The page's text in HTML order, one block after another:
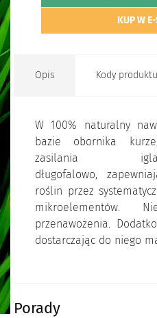
KUP W
Opis Kody produktu
W 100% naturalny
bazie obornika
zasilania
długofalowo,
roślin przez
mikroelementów.
przenawożenia.
dostarczając do niego
Porady